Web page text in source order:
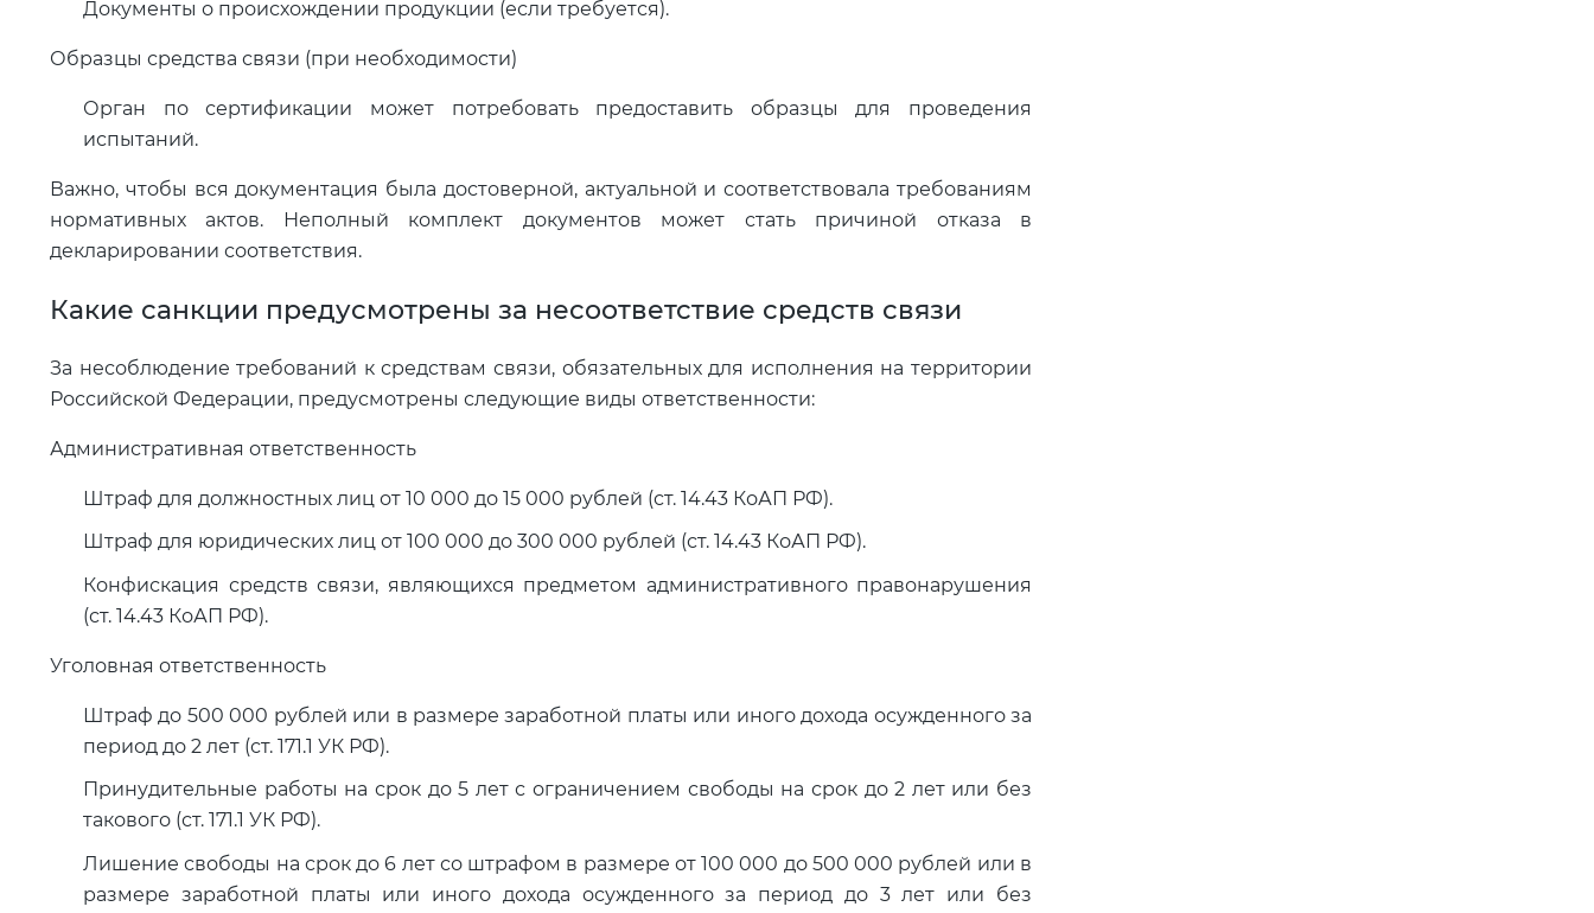
Документы о происхождении продукции (если требуется).
Образцы средства связи (при необходимости)
Орган по сертификации может потребовать предоставить образцы для проведения
испытаний.
Важно, чтобы вся документация была достоверной, актуальной и соответствовала требованиям
нормативных актов. Неполный комплект документов может стать причиной отказа в
декларировании соответствия.
Какие санкции предусмотрены за несоответствие средств связи
За несоблюдение требований к средствам связи, обязательных для исполнения на территории
Российской Федерации, предусмотрены следующие виды ответственности:
Административная ответственность
Штраф для должностных лиц от 10 000 до 15 000 рублей (ст. 14.43 КоАП РФ).
Штраф для юридических лиц от 100 000 до 300 000 рублей (ст. 14.43 КоАП РФ).
Конфискация средств связи, являющихся предметом административного правонарушения
(ст. 14.43 КоАП РФ).
Уголовная ответственность
Штраф до 500 000 рублей или в размере заработной платы или иного дохода осужденного за
период до 2 лет (ст. 171.1 УК РФ).
Принудительные работы на срок до 5 лет с ограничением свободы на срок до 2 лет или без
такового (ст. 171.1 УК РФ).
Лишение свободы на срок до 6 лет со штрафом в размере от 100 000 до 500 000 рублей или в
размере заработной платы или иного дохода осужденного за период до 3 лет или без